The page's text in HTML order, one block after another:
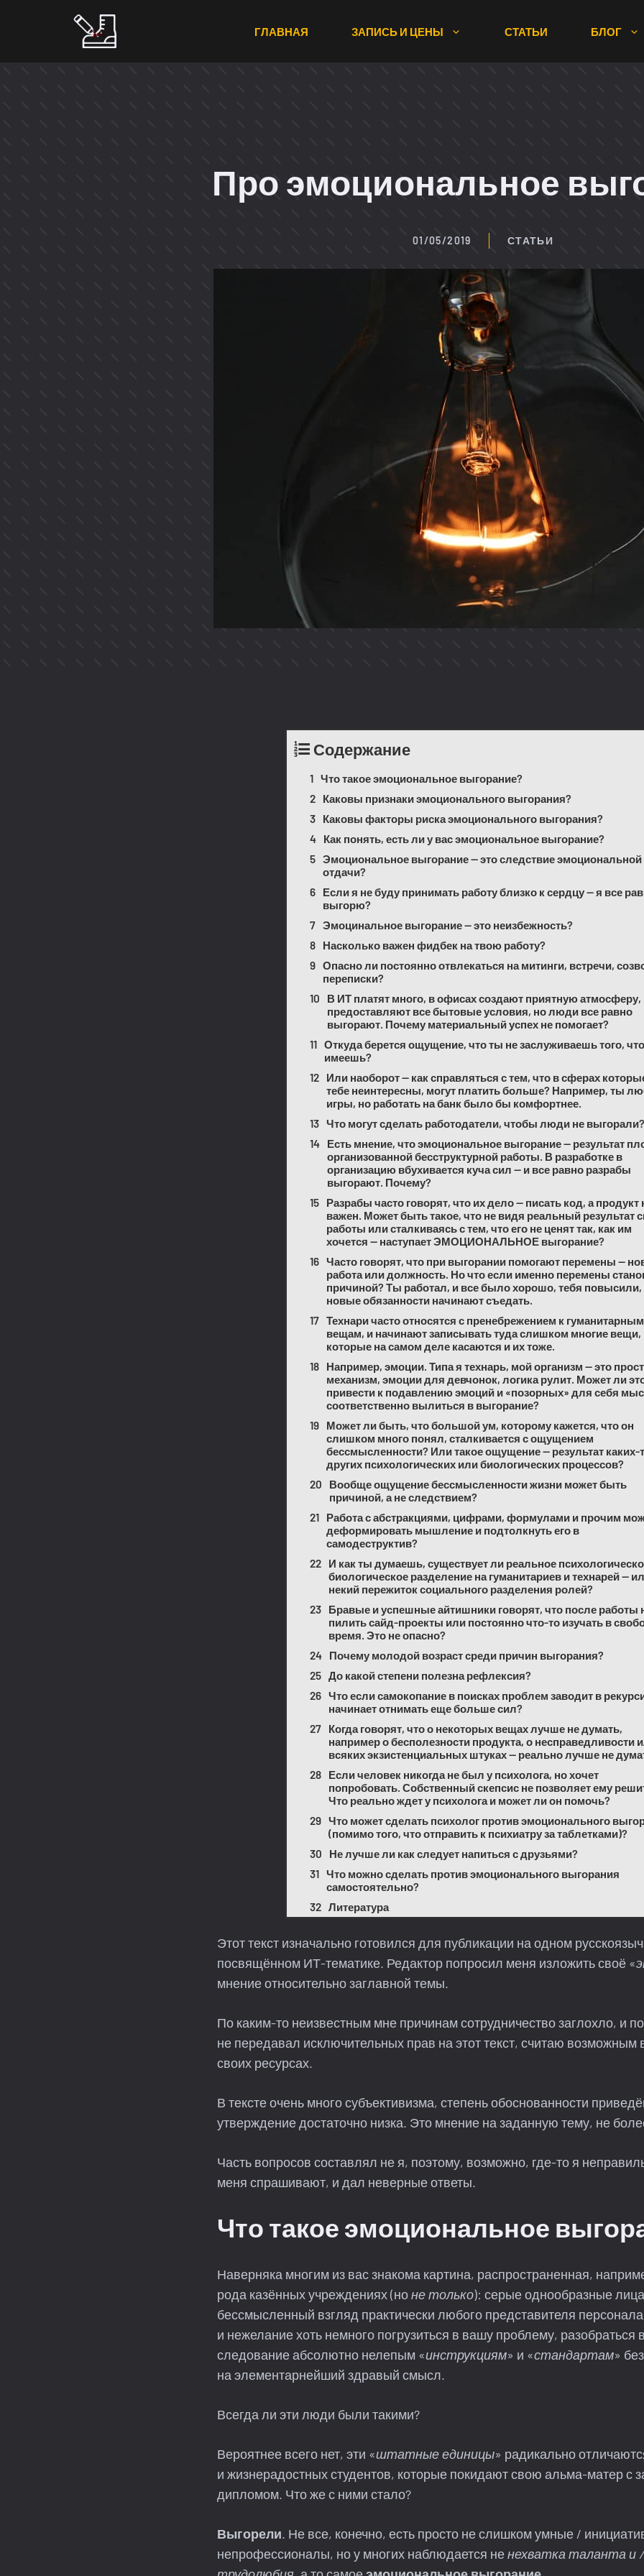
ГЛАВНАЯ ЗАПИСЬ И ЦЕНЫ СТАТЬИ БЛОГ
Про эмоциональное
01/05/2019 СТАТЬИ
Содержание
Что такое эмоциональное выгорание?
Каковы признаки эмоционального выгорания?
Каковы факторы риска эмоционального выгорания?
Как понять, есть ли у вас эмоциональное выгорание?
Эмоциональное выгорание — это следствие эмоциональной
отдачи?
Если я не буду принимать работу близко к сердцу — я все
выгорю?
Эмоцинальное выгорание — это неизбежность?
Насколько важен фидбек на твою работу?
Опасно ли постоянно отвлекаться на митинги, встречи,
переписки?
В ИТ платят много, в офисах создают приятную атмосферу,
предоставляют все бытовые условия, но люди все равно
выгорают. Почему материальный успех не помогает?
Откуда берется ощущение, что ты не заслуживаешь того, что
имеешь?
Или наоборот — как справляться с тем, что в сферах
тебе неинтересны, могут платить больше? Например, ты
игры, но работать на банк было бы комфортнее.
Что могут сделать работодатели, чтобы люди не выгорали?
Есть мнение, что эмоциональное выгорание — результат
организованной бесструктурной работы. В разработке в
организацию вбухивается куча сил — и все равно разрабы
выгорают. Почему?
Разрабы часто говорят, что их дело — писать код, а продукт
важен. Может быть такое, что не видя реальный результат
работы или сталкиваясь с тем, что его не ценят так, как им
хочется — наступает ЭМОЦИОНАЛЬНОЕ выгорание?
Часто говорят, что при выгорании помогают перемены —
работа или должность. Но что если именно перемены
причиной? Ты работал, и все было хорошо, тебя повысили,
новые обязанности начинают съедать.
Технари часто относятся с пренебрежением к гуманитарным
вещам, и начинают записывать туда слишком многие вещи,
которые на самом деле касаются и их тоже.
Например, эмоции. Типа я технарь, мой организм — это
механизм, эмоции для девчонок, логика рулит. Может ли
привести к подавлению эмоций и «позорных» для себя
соответственно вылиться в выгорание?
Может ли быть, что большой ум, которому кажется, что он
слишком много понял, сталкивается с ощущением
бессмысленности? Или такое ощущение — результат каких-
других психологических или биологических процессов?
Вообще ощущение бессмысленности жизни может быть
причиной, а не следствием?
Работа с абстракциями, цифрами, формулами и прочим
деформировать мышление и подтолкнуть его в
самодеструктив?
И как ты думаешь, существует ли реальное
биологическое разделение на гуманитариев и технарей —
некий пережиток социального разделения ролей?
Бравые и успешные айтишники говорят, что после работы
пилить сайд-проекты или постоянно что-то изучать в
время. Это не опасно?
Почему молодой возраст среди причин выгорания?
До какой степени полезна рефлексия?
Что если самокопание в поисках проблем заводит в
начинает отнимать еще больше сил?
Когда говорят, что о некоторых вещах лучше не думать,
например о бесполезности продукта, о несправедливости
всяких экзистенциальных штуках — реально лучше не
Если человек никогда не был у психолога, но хочет
попробовать. Собственный скепсис не позволяет ему
Что реально ждет у психолога и может ли он помочь?
Что может сделать психолог против эмоционального
(помимо того, что отправить к психиатру за таблетками)?
Не лучше ли как следует напиться с друзьями?
Что можно сделать против эмоционального выгорания
самостоятельно?
Литература
Этот текст изначально готовился для публикации на одном
посвящённом ИТ-тематике. Редактор попросил меня изложить своё «
мнение относительно заглавной темы.
По каким-то неизвестным мне причинам сотрудничество заглохло, и
не передавал исключительных прав на этот текст, считаю возможным
своих ресурсах.
В тексте очень много субъективизма, степень обоснованности
утверждение достаточно низка. Это мнение на заданную тему, не
Часть вопросов составлял не я, поэтому, возможно, где-то я
меня спрашивают, и дал неверные ответы.
Что такое эмоциональное
Наверняка многим из вас знакома картина, распространенная,
рода казённых учреждениях (ноне только): серые однообразные
бессмысленный взгляд практически любого представителя
и нежелание хоть немного погрузиться в вашу проблему, разобраться
следование абсолютно нелепым «инструкциям» и «стандартам»
на элементарнейший здравый смысл.
Всегда ли эти люди были такими?
Вероятнее всего нет, эти «штатные единицы» радикально
и жизнерадостных студентов, которые покидают свою альма-матер с
дипломом. Что же с ними стало?
Выгорели. Не все, конечно, есть просто не слишком умные /
непрофессионалы, но у многих наблюдается ненехватка таланта и